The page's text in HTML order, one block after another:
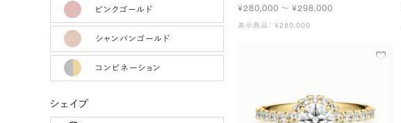
ピンクゴールド
シャンパンゴールド
コンビネーション
シェイプ
¥280,000 〜 ¥298,000
表示商品： ¥280,000